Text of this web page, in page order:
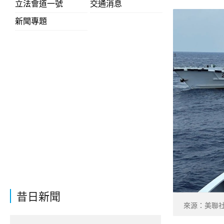
立法會道一號
交通消息
新聞專題
昔日新聞
來源：美聯